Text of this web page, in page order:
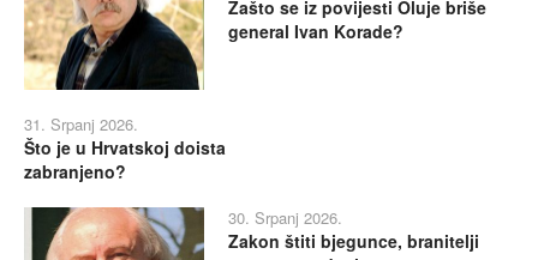
Zašto se iz povijesti Oluje briše
general Ivan Korade?
31. Srpanj 2026.
Što je u Hrvatskoj doista
zabranjeno?
30. Srpanj 2026.
Zakon štiti bjegunce, branitelji